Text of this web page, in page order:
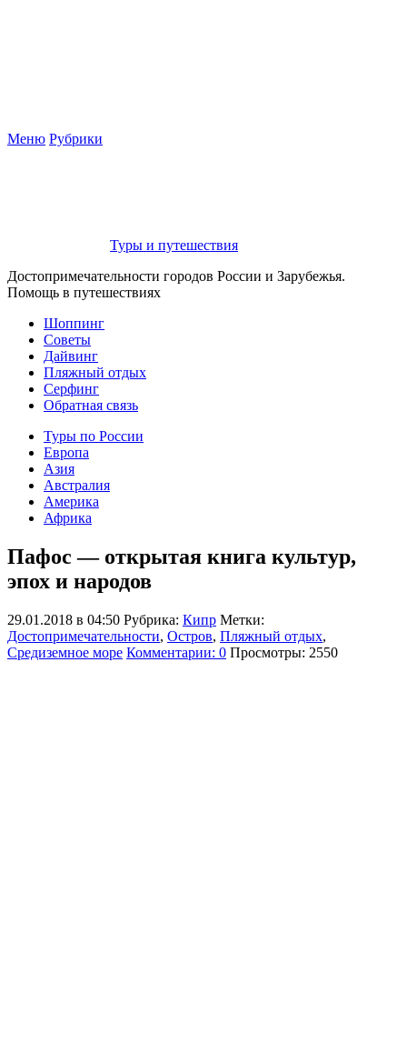
Меню Рубрики
Туры и путешествия
Достопримечательности городов России и Зарубежья.
Помощь в путешествиях
Шоппинг
Советы
Дайвинг
Пляжный отдых
Серфинг
Обратная связь
Туры по России
Европа
Азия
Австралия
Америка
Африка
Пафос — открытая книга культур,
эпох и народов
29.01.2018 в 04:50 Рубрика: Кипр Метки:
Достопримечательности, Остров, Пляжный отдых,
Средиземное море Комментарии: 0 Просмотры: 2550